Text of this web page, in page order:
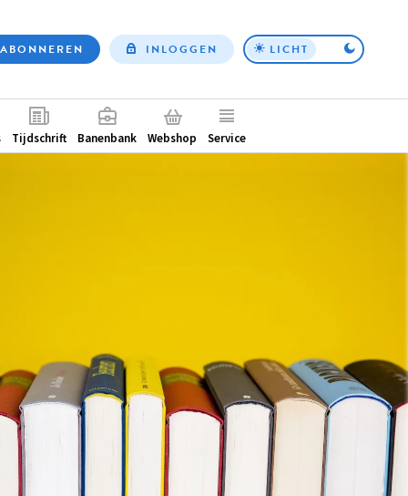
Top
ABONNEREN INLOGGEN LICHT
Tijdschrift Banenbank Webshop Service